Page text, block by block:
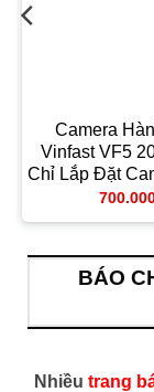
Camera
Vinfast VF5
Chỉ Lắp Đặt
Trình Uy Tín
BÁO
Nhiều trang